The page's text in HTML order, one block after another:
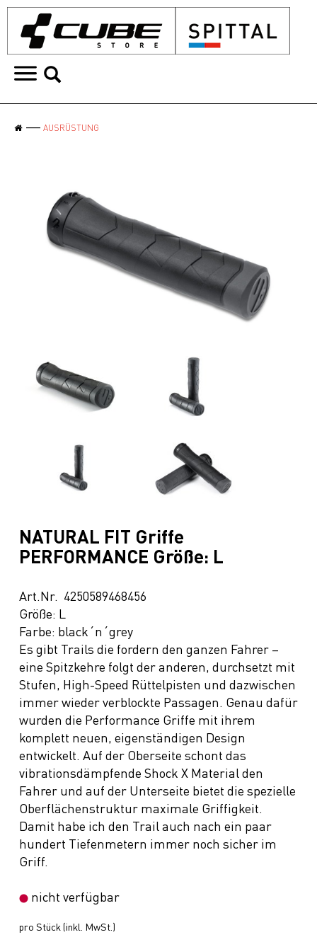
AUSRÜSTUNG
NATURAL FIT Griffe
PERFORMANCE Größe: L
Art.Nr. 4250589468456
Größe: L
Farbe: black´n´grey
Es gibt Trails die fordern den ganzen Fahrer –
eine Spitzkehre folgt der anderen, durchsetzt mit
Stufen, High-Speed Rüttelpisten und dazwischen
immer wieder verblockte Passagen. Genau dafür
wurden die Performance Griffe mit ihrem
komplett neuen, eigenständigen Design
entwickelt. Auf der Oberseite schont das
vibrationsdämpfende Shock X Material den
Fahrer und auf der Unterseite bietet die spezielle
Oberflächenstruktur maximale Griffigkeit.
Damit habe ich den Trail auch nach ein paar
hundert Tiefenmetern immer noch sicher im
Griff.
nicht verfügbar
pro Stück (inkl. MwSt.)